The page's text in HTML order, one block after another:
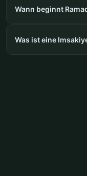
Wann beginnt
Was ist eine